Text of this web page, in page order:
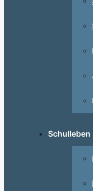
Schulleben